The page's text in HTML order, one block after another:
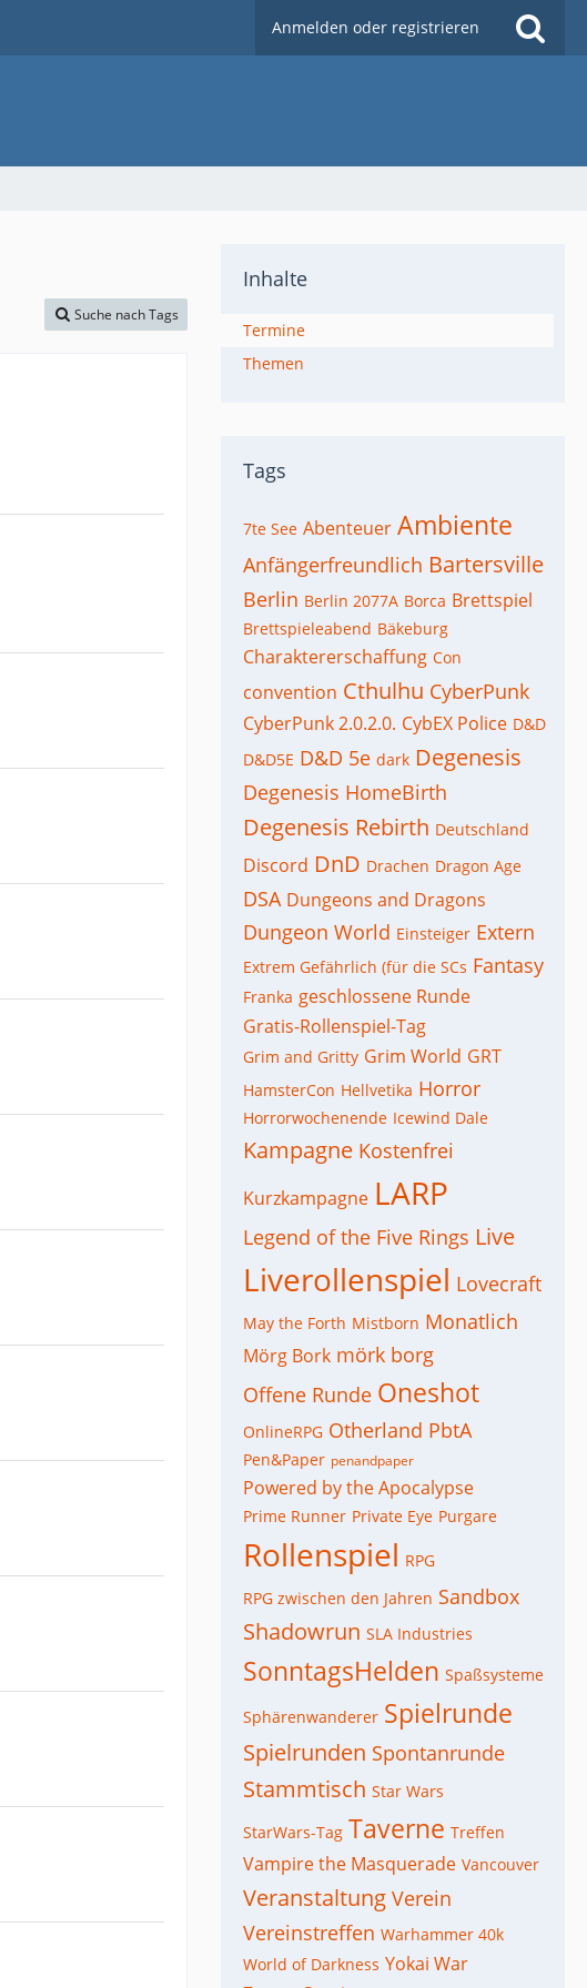
Anmelden oder registrieren
Suche nach Tags
Inhalte
Termine
Themen
Tags
7te See Abenteuer Ambiente
Anfängerfreundlich Bartersville
Berlin Berlin 2077A Borca Brettspiel
Brettspieleabend Bäkeburg
Charaktererschaffung Con
convention Cthulhu CyberPunk
CyberPunk 2.0.2.0. CybEX Police D&D
D&D5E D&D 5e dark Degenesis
Degenesis HomeBirth
Degenesis Rebirth Deutschland
Discord DnD Drachen Dragon Age
DSA Dungeons and Dragons
Dungeon World Einsteiger Extern
Extrem Gefährlich (für die SCs Fantasy
Franka geschlossene Runde
Gratis-Rollenspiel-Tag
Grim and Gritty Grim World GRT
HamsterCon Hellvetika Horror
Horrorwochenende Icewind Dale
Kampagne Kostenfrei
Kurzkampagne LARP
Legend of the Five Rings Live
Liverollenspiel Lovecraft
May the Forth Mistborn Monatlich
Mörg Bork mörk borg
Offene Runde Oneshot
OnlineRPG Otherland PbtA
Pen&Paper penandpaper
Powered by the Apocalypse
Prime Runner Private Eye Purgare
Rollenspiel RPG
RPG zwischen den Jahren Sandbox
Shadowrun SLA Industries
SonntagsHelden Spaßsysteme
Sphärenwanderer Spielrunde
Spielrunden Spontanrunde
Stammtisch Star Wars
StarWars-Tag Taverne Treffen
Vampire the Masquerade Vancouver
Veranstaltung Verein
Vereinstreffen Warhammer 40k
World of Darkness Yokai War